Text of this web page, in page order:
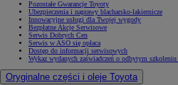
Pozostałe Gwarancje Toyoty
Ubezpieczenia i naprawy blacharsko-lakiernicze
Innowacyjne usługi dla Twojej wygody
Bezpłatne Akcje Serwisowe
Serwis Dobrych Cen
Serwis w ASO się opłaca
Dostęp do informacji serwisowych
Wykaz wydanych zaświadczeń o odbytym
Oryginalne części i oleje Toyota